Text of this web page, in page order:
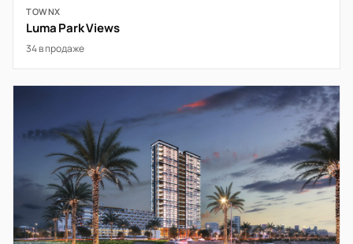
TOWNX
Luma Park Views
34 в продаже